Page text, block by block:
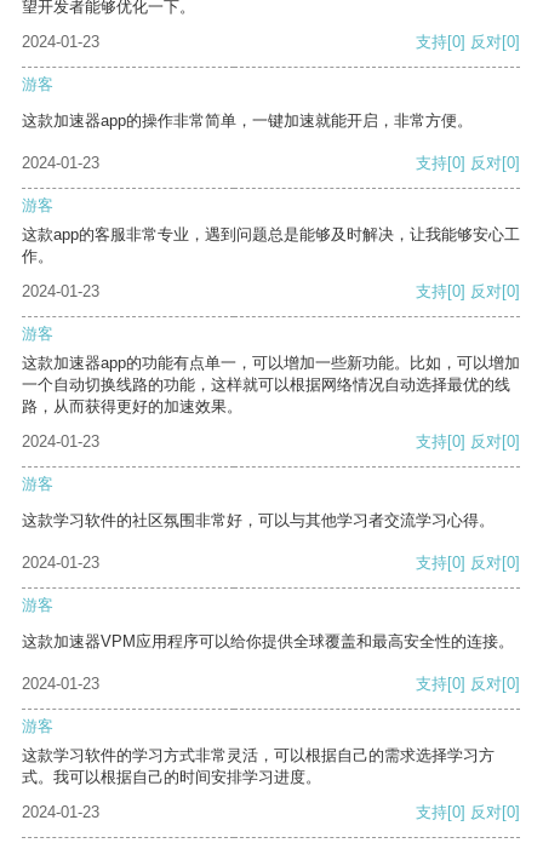
望开发者能够优化一下。
2024-01-23
支持[0] 反对[0]
游客
这款加速器app的操作非常简单，一键加速就能开启，非常方便。
2024-01-23 支持[0] 反对[0]
游客
这款app的客服非常专业，遇到问题总是能够及时解决，让我能够安心工
作。
2024-01-23
支持[0] 反对[0]
游客
这款加速器app的功能有点单一，可以增加一些新功能。比如，可以增加
一个自动切换线路的功能，这样就可以根据网络情况自动选择最优的线
路，从而获得更好的加速效果。
2024-01-23
支持[0] 反对[0]
游客
这款学习软件的社区氛围非常好，可以与其他学习者交流学习心得。
2024-01-23 支持[0] 反对[0]
游客
这款加速器VPM应用程序可以给你提供全球覆盖和最高安全性的连接。
2024-01-23 支持[0] 反对[0]
游客
这款学习软件的学习方式非常灵活，可以根据自己的需求选择学习方
式。我可以根据自己的时间安排学习进度。
2024-01-23
支持[0] 反对[0]